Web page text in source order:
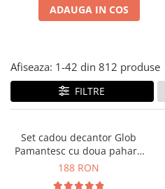
Cadouri Fete
Cadouri de Casa Noua
Cadouri Majorat
Cadouri pentru Nasi
Cadouri pentru Bunici
Cadouri pentru Prieteni
Cadouri pentru Sefi
Cani si Termosuri
Seturi de caligrafie
Cadouri Sfantul Alexandru
Cadouri Constantin si Elena
Cadouri Sfanta Maria
Cadouri Sfintii Mihail si Gavriil
ADAUGA IN COS
Afiseaza: 1-42 din 812 produse
FILTRE
Set cadou decantor Glob
Pamantesc cu doua pahare
Epique, 850 ml
188 RON